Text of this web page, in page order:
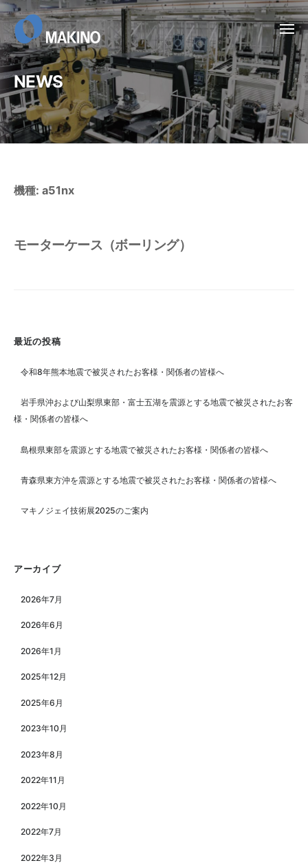
コ
ン
テ
ン
ツ
へ
ス
キ
メ
ニ
ュ
ー
NEWS
機種: a51nx
モーターケース（ボーリング）
最近の投稿
令和8年熊本地震で被災されたお客様・関係者の皆様へ
岩手県沖および山梨県東部・富士五湖を震源とする地震で被災されたお客
様・関係者の皆様へ
島根県東部を震源とする地震で被災されたお客様・関係者の皆様へ
青森県東方沖を震源とする地震で被災されたお客様・関係者の皆様へ
マキノジェイ技術展2025のご案内
アーカイブ
2026年7月
2026年6月
2026年1月
2025年12月
2025年6月
2023年10月
2023年8月
2022年11月
2022年10月
2022年7月
2022年3月
ー